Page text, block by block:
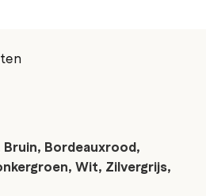
Bordeauxrood,
Wit, Zilvergrijs,